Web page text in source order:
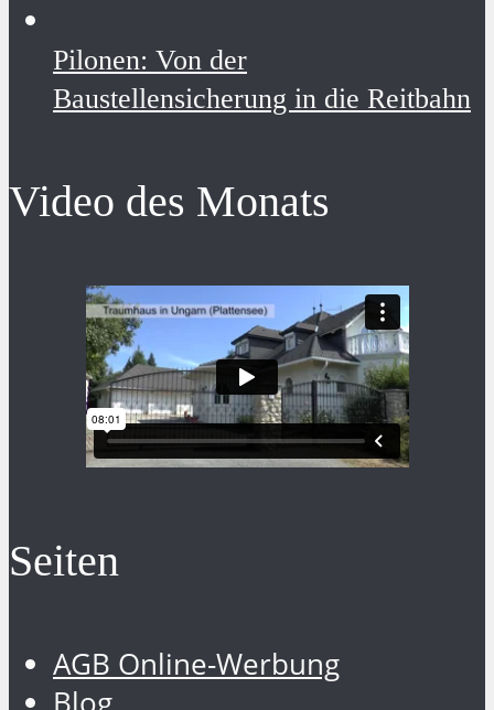
Pilonen: Von der
Baustellensicherung in die Reitbahn
Video des Monats
Seiten
AGB Online-Werbung